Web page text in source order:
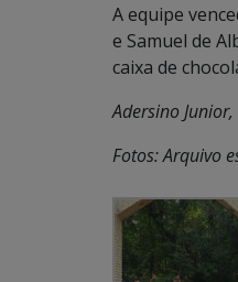
A equipe
e Samuel de
caixa de
Adersino Junior,
Fotos: Arquivo